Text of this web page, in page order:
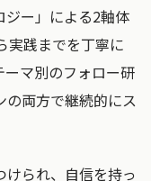
ジー」による2軸体
実践までを丁寧に
マ別のフォロー研
両方で継続的にス
けられ、自信を持っ